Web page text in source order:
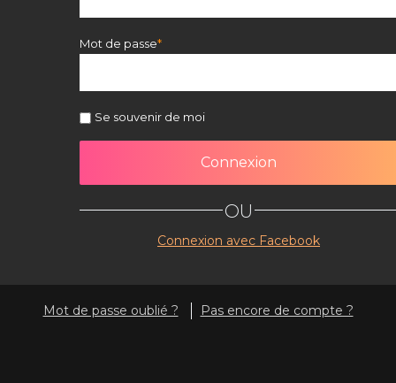
Mot de passe
Se souvenir de moi
OU
Connexion avec Facebook
Mot de passe oublié ? Pas encore de compte ?